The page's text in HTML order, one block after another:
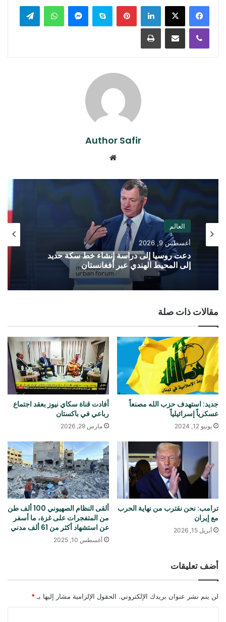
لينكدإن بينتيريستسكايب ماسنجر واتساب تيلقرام
ڤايبر مشاركة عبر البريد طباعة
Author Safir
العالم
أغسطس 9, 2026
دعت روسيا إلى دراسة إنشاء خط سكة حديد
إلى المحيط الهندي عبر أفغانستان
مقالات ذات صلة
جديد: استهدف حزب الله مصنعاً
عسكرياً إسرائيلياً
يونيو 12, 2024
أفادت قناة سكاي نيوز بعقد اجتماع
رباعي في باكستان
مارس 29, 2026
ترامب: نحن نقترب من نهاية الحرب
مع إيران
أبريل 15, 2026
ألقى النظام الصهيوني 100 ألف طن
من المتفجرات على غزة، ما أسفر
عن استشهاد أكثر من 61 ألف مدني
أغسطس 10, 2025
أضف تعليقات
لن يتم نشر عنوان بريدك الإلكتروني. الحقول الإلزامية مشار إليها بـ *